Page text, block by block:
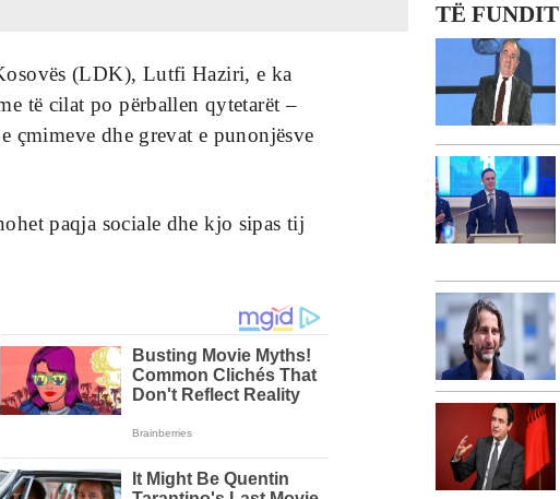
TË FUNDIT
(LDK), Lutfi Haziri, e ka
të cilat po përballen qytetarët –
çmimeve dhe grevat e punonjësve
paqja sociale dhe kjo sipas tij